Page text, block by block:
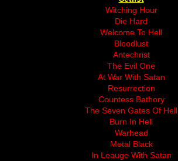
Witching Hour
Die Hard
Welcome To Hell
Bloodlust
Antechrist
The Evil One
At War With Satan
Resurrection
Countess Bathory
The Seven Gates Of Hell
Burn In Hell
Warhead
Metal Black
In Leauge With Satan